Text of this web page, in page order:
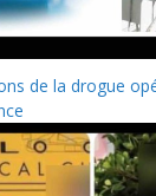
de la drogue